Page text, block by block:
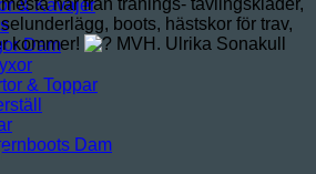
& Kavajer
Dam
& Toppar
Dam
boots, hästskor för trav,
kommer!
MVH. Ulrika Sonakull